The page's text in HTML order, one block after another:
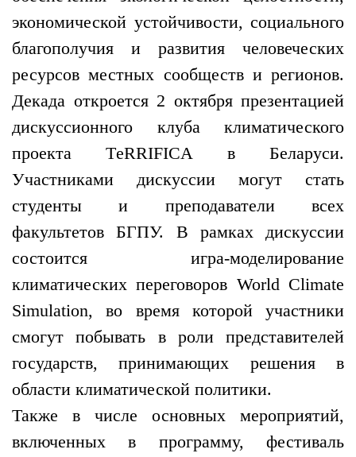
экономической устойчивости, социального
благополучия и развития человеческих
ресурсов местных сообществ и регионов.
Декада откроется 2 октября презентацией
дискуссионного клуба климатического
проекта ТeRRIFICA в Беларуси.
Участниками дискуссии могут стать
студенты и преподаватели всех
факультетов БГПУ. В рамках дискуссии
состоится игра-моделирование
климатических переговоров World Climate
Simulation, во время которой участники
смогут побывать в роли представителей
государств, принимающих решения в
области климатической политики.
Также в числе основных мероприятий,
включенных в программу, фестиваль